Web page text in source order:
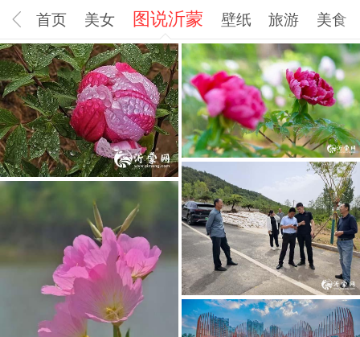
首页 美女 图说沂蒙 壁纸 旅游 美食